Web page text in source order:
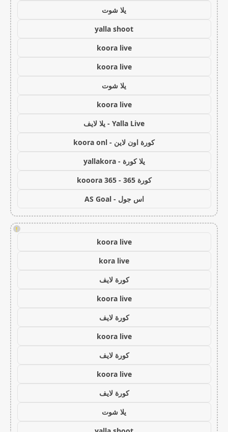
يلا شوت
yalla shoot
koora live
koora live
يلا شوت
koora live
Yalla Live - يلا لايف
كورة اون لاين - koora onl
يلا كورة - yallakora
كورة 365 - kooora 365
اس جول - AS Goal
!
koora live
kora live
كورة لايف
koora live
كورة لايف
koora live
كورة لايف
koora live
كورة لايف
يلا شوت